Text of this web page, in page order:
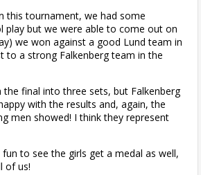
this tournament, we had some
play but we were able to come out on
we won against a good Lund team in
to a strong Falkenberg team in the
the final into three sets, but Falkenberg
with the results and, again, the
men showed! I think they represent
to see the girls get a medal as well,
of us!